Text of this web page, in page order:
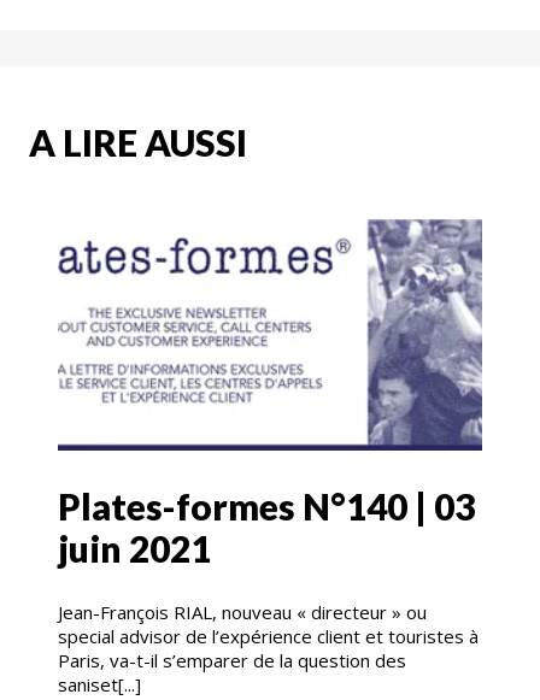
A LIRE AUSSI
Plates-formes N°140 | 03
juin 2021
Jean-François RIAL, nouveau « directeur » ou
special advisor de l’expérience client et touristes à
Paris, va-t-il s’emparer de la question des
saniset[...]